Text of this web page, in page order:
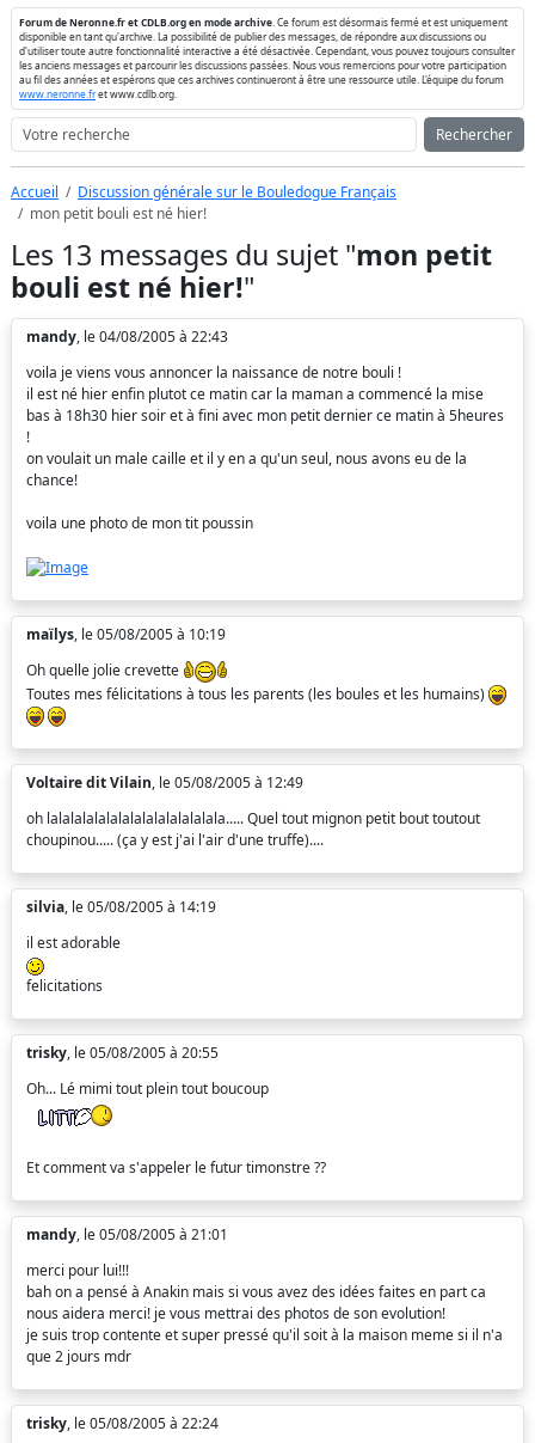
Forum de Neronne.fr et CDLB.org en mode archive . Ce forum est désormais fermé et est uniquement
disponible en tant qu'archive. La possibilité de publier des messages, de répondre aux discussions ou
d'utiliser toute autre fonctionnalité interactive a été désactivée. Cependant, vous pouvez toujours consulter
les anciens messages et parcourir les discussions passées. Nous vous remercions pour votre participation
au fil des années et espérons que ces archives continueront à être une ressource utile. L'équipe du forum
www.neronne.fret www.cdlb.org.
Rechercher
Accueil
Discussion générale sur le Bouledogue Français
mon petit bouli est né hier!
Les 13 messages du sujet "mon petit
bouli est né hier!"
mandy, le 04/08/2005 à 22:43
voila je viens vous annoncer la naissance de notre bouli !
il est né hier enfin plutot ce matin car la maman a commencé la mise
bas à 18h30 hier soir et à fini avec mon petit dernier ce matin à 5heures
!
on voulait un male caille et il y en a qu'un seul, nous avons eu de la
chance!
voila une photo de mon tit poussin
maïlys, le 05/08/2005 à 10:19
Oh quelle jolie crevette
Toutes mes félicitations à tous les parents (les boules et les humains)
Voltaire dit Vilain, le 05/08/2005 à 12:49
oh lalalalalalalalalalalalalalala..... Quel tout mignon petit bout toutout
choupinou..... (ça y est j'ai l'air d'une truffe)....
silvia, le 05/08/2005 à 14:19
il est adorable
felicitations
trisky, le 05/08/2005 à 20:55
Oh... Lé mimi tout plein tout boucoup
Et comment va s'appeler le futur timonstre ??
mandy, le 05/08/2005 à 21:01
merci pour lui!!!
bah on a pensé à Anakin mais si vous avez des idées faites en part ca
nous aidera merci! je vous mettrai des photos de son evolution!
je suis trop contente et super pressé qu'il soit à la maison meme si il n'a
que 2 jours mdr
trisky, le 05/08/2005 à 22:24